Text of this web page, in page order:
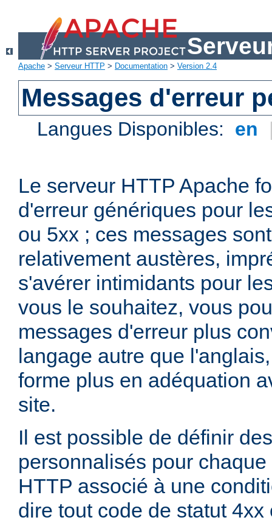
Apache > Serveur HTTP > Documentation > Version 2.4
Messages d'erreur
Langues Disponibles: en
Le serveur HTTP Apache
d'erreur génériques pour
ou 5xx ; ces messages
relativement austères,
s'avérer intimidants pour
vous le souhaitez, vous
messages d'erreur plus
langage autre que
forme plus en adéquation
site.
Il est possible de définir
personnalisés pour
HTTP associé à une
dire tout code de statut 4xx